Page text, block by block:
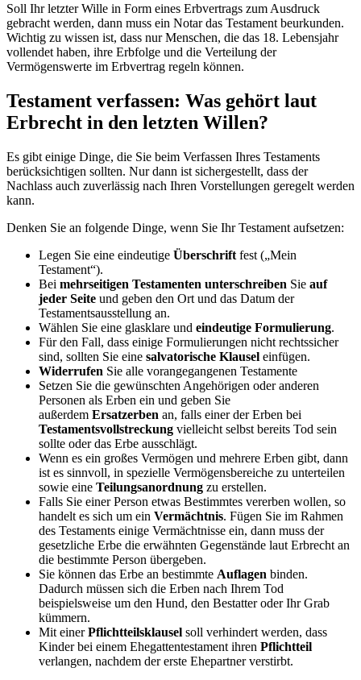
Soll Ihr letzter Wille in Form eines Erbvertrags zum Ausdruck
gebracht werden, dann muss ein Notar das Testament beurkunden.
Wichtig zu wissen ist, dass nur Menschen, die das 18. Lebensjahr
vollendet haben, ihre Erbfolge und die Verteilung der
Vermögenswerte im Erbvertrag regeln können.
Testament verfassen: Was gehört laut
Erbrecht in den letzten Willen?
Es gibt einige Dinge, die Sie beim Verfassen Ihres Testaments
berücksichtigen sollten. Nur dann ist sichergestellt, dass der
Nachlass auch zuverlässig nach Ihren Vorstellungen geregelt werden
kann.
Denken Sie an folgende Dinge, wenn Sie Ihr Testament aufsetzen:
Legen Sie eine eindeutige Überschrift fest („Mein
Testament“).
Bei mehrseitigen Testamenten unterschreiben Sie auf
jeder Seite und geben den Ort und das Datum der
Testamentsausstellung an.
Wählen Sie eine glasklare und eindeutige Formulierung.
Für den Fall, dass einige Formulierungen nicht rechtssicher
sind, sollten Sie eine salvatorische Klausel einfügen.
Widerrufen Sie alle vorangegangenen Testamente
Setzen Sie die gewünschten Angehörigen oder anderen
Personen als Erben ein und geben Sie
außerdem Ersatzerben an, falls einer der Erben bei
Testamentsvollstreckung vielleicht selbst bereits Tod sein
sollte oder das Erbe ausschlägt.
Wenn es ein großes Vermögen und mehrere Erben gibt, dann
ist es sinnvoll, in spezielle Vermögensbereiche zu unterteilen
sowie eine Teilungsanordnung zu erstellen.
Falls Sie einer Person etwas Bestimmtes vererben wollen, so
handelt es sich um ein Vermächtnis. Fügen Sie im Rahmen
des Testaments einige Vermächtnisse ein, dann muss der
gesetzliche Erbe die erwähnten Gegenstände laut Erbrecht an
die bestimmte Person übergeben.
Sie können das Erbe an bestimmte Auflagen binden.
Dadurch müssen sich die Erben nach Ihrem Tod
beispielsweise um den Hund, den Bestatter oder Ihr Grab
kümmern.
Mit einerPflichtteilsklausel soll verhindert werden, dass
Kinder bei einem Ehegattentestament ihren Pflichtteil
verlangen, nachdem der erste Ehepartner verstirbt.